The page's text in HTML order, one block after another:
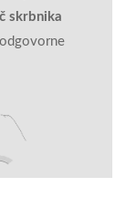
skrbnika